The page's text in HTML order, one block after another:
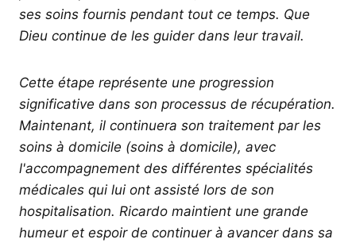
ses soins fournis pendant tout ce temps. Que
Dieu continue de les guider dans leur travail.
Cette étape représente une progression
significative dans son processus de récupération.
Maintenant, il continuera son traitement par les
soins à domicile (soins à domicile), avec
l'accompagnement des différentes spécialités
médicales qui lui ont assisté lors de son
hospitalisation. Ricardo maintient une grande
humeur et espoir de continuer à avancer dans sa